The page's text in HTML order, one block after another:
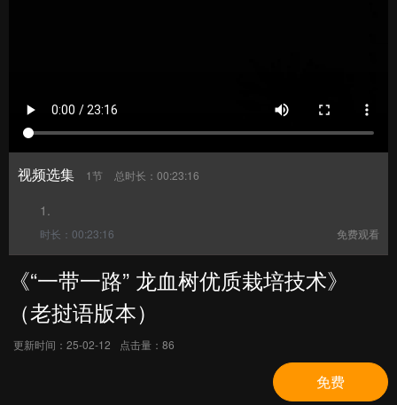
视频选集 1节 总时长：00:23:16
1.
时长：00:23:16 免费观看
《“一带一路” 龙血树优质栽培技术》
（老挝语版本）
更新时间： 25-02-12 点击量： 86
免费